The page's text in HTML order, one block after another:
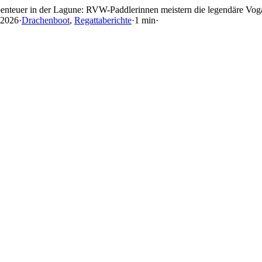
Skip
to
in der Lagune: RVW-Paddlerinnen meistern die legendäre
·Drachenboot, Regattaberichte·1 min·